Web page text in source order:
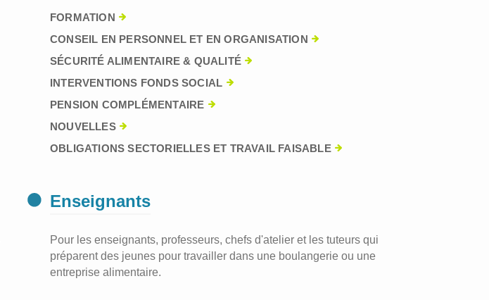
FORMATION
CONSEIL EN PERSONNEL ET EN ORGANISATION
SÉCURITÉ ALIMENTAIRE & QUALITÉ
INTERVENTIONS FONDS SOCIAL
PENSION COMPLÉMENTAIRE
NOUVELLES
OBLIGATIONS SECTORIELLES ET TRAVAIL FAISABLE
Enseignants
Pour les enseignants, professeurs, chefs d'atelier et les tuteurs qui
préparent des jeunes pour travailler dans une boulangerie ou une
entreprise alimentaire.